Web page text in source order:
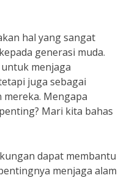
hal yang sangat
generasi muda.
menjaga
juga sebagai
Mengapa
Mari kita bahas
dapat membantu
menjaga alam